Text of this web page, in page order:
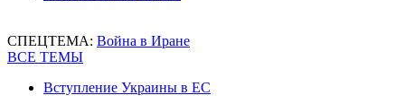
СПЕЦТЕМА: Война в Иране
ВСЕ ТЕМЫ
Вступление Украины в ЕС